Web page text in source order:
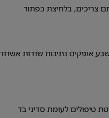
צריכים, בלחיצת כפתור
אופקים נתיבות שדרות אשדוד
טיפולים לעומת סדיני בד